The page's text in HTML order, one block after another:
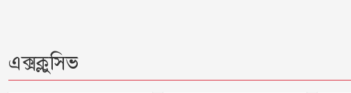
এক্সক্লুসিভ